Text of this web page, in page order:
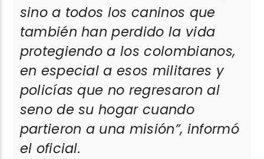
sino a todos los caninos que
también han perdido la vida
protegiendo a los colombianos,
en especial a esos militares y
policías que no regresaron al
seno de su hogar cuando
partieron a una misión”, informó
el oficial.